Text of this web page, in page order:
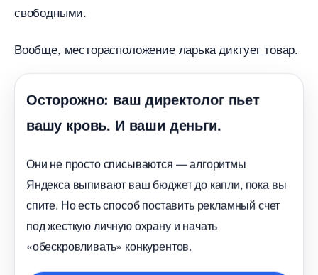
свободными.
ообще, месторасположение ларька диктует товар.
Осторожно: ваш директолог пьет
ашу кровь. И ваши деньги.
Они не просто списываются — алгоритмы
Яндекса выпивают ваш бюджет до капли, пока вы
спите. Но есть способ поставить рекламный счет
под жесткую личную охрану и начать
«обескровливать» конкурентов.